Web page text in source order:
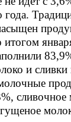
итогом
и